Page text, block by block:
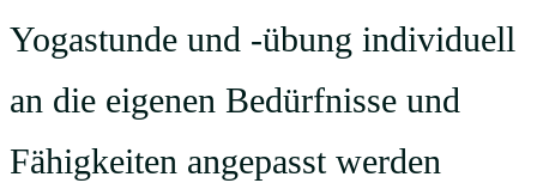
Yogastunde und -übung individuell
an die eigenen Bedürfnisse und
Fähigkeiten angepasst werden